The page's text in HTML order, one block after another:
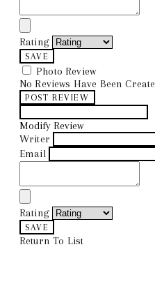
Rating
SAVE
Photo Review
No Reviews Have Been
POST REVIEW
Modify Review
Writer
Email
Rating
SAVE
Return To List